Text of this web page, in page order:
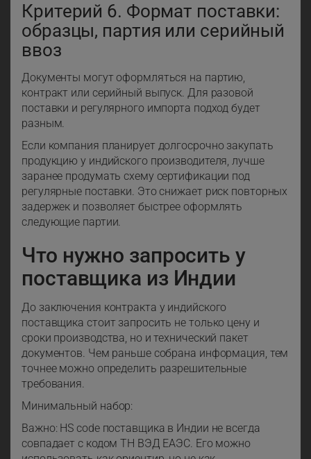
Критерий 6. Формат поставки:
образцы, партия или серийный
ввоз
Документы могут оформляться на партию,
контракт или серийный выпуск. Для разовой
поставки и регулярного импорта подход будет
разным.
Если компания планирует долгосрочно закупать
продукцию у индийского производителя, лучше
заранее продумать схему сертификации под
регулярные поставки. Это снижает риск повторных
задержек и позволяет быстрее оформлять
следующие партии.
Что нужно запросить у
поставщика из Индии
До заключения контракта у индийского
поставщика стоит запросить не только цену и
сроки производства, но и технический пакет
документов. Чем раньше собрана информация, тем
точнее можно определить разрешительные
требования.
Минимальный набор:
Важно: HS code поставщика в Индии не всегда
совпадает с кодом ТН ВЭД ЕАЭС. Его можно